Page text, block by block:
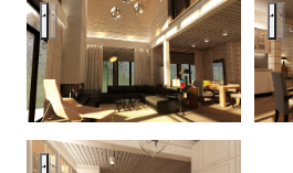
Mednoe lake
Mednoe lake